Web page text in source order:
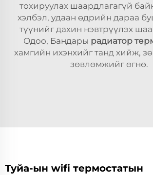
тохируулах шаардлагагүй
хэлбэл, удаан өдрийн дараа
түүнийг дахин нэвтрүүлэх
Одоо, Бандары радиатор
хамгийн ихэнхийг танд хийж,
зөвлөмжийг өгнө.
Туйа-ын wifi термостатын